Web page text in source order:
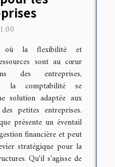
où la flexibilité et
sont au cœur
des entreprises,
la comptabilité se
solution adaptée aux
petites entreprises.
présente un éventail
financière et peut
stratégique pour la
Qu'il s'agisse de